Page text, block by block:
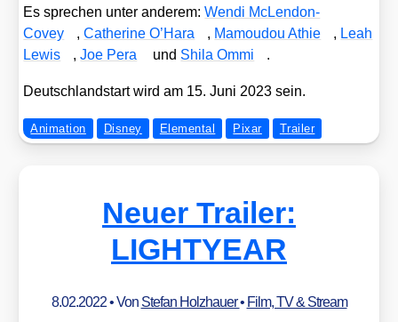
Es spre­chen unter ande­rem:Wen­di McLen­don-
Covey
,Cathe­ri­ne O’Ha­ra , Mamou­dou Athie , Leah
Lewis
,Joe Pera und Shi­la Ommi .
Deutsch­land­start wird am 15. Juni 2023 sein.
Animation Disney Elemental Pixar Trailer
Neuer Trailer:
LIGHTYEAR
8.02.2022• Von Stefan Holzhauer• Film, TV & Stream